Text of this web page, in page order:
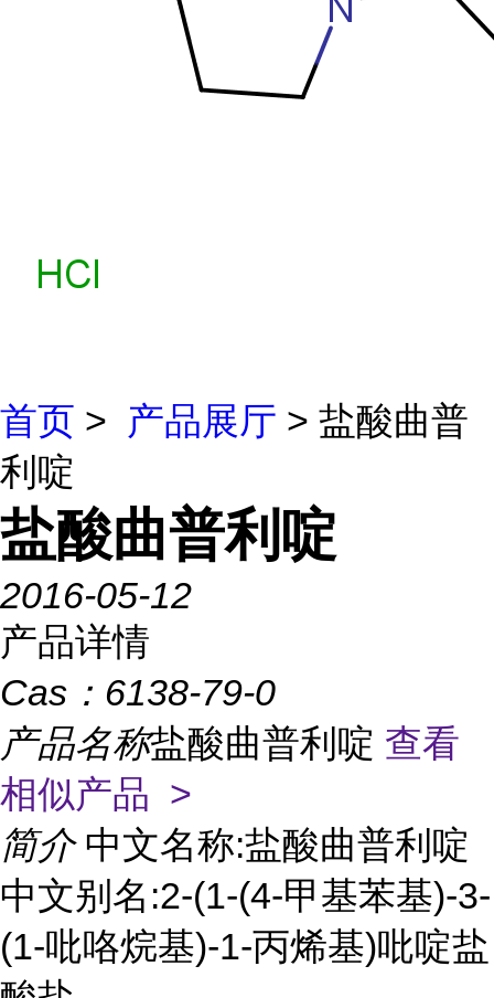
首页 > 产品展厅 > 盐酸曲普
利啶
盐酸曲普利啶
2016-05-12
产品详情
Cas： 6138-79-0
产品名称盐酸曲普利啶 查看
相似产品 >
简介 中文名称:盐酸曲普利啶
中文别名:2-(1-(4-甲基苯基)-3-
(1-吡咯烷基)-1-丙烯基)吡啶盐